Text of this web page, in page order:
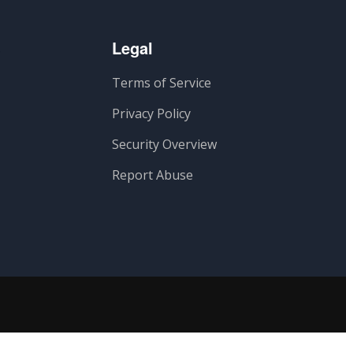
Legal
Terms of Service
Privacy Policy
Security Overview
Report Abuse